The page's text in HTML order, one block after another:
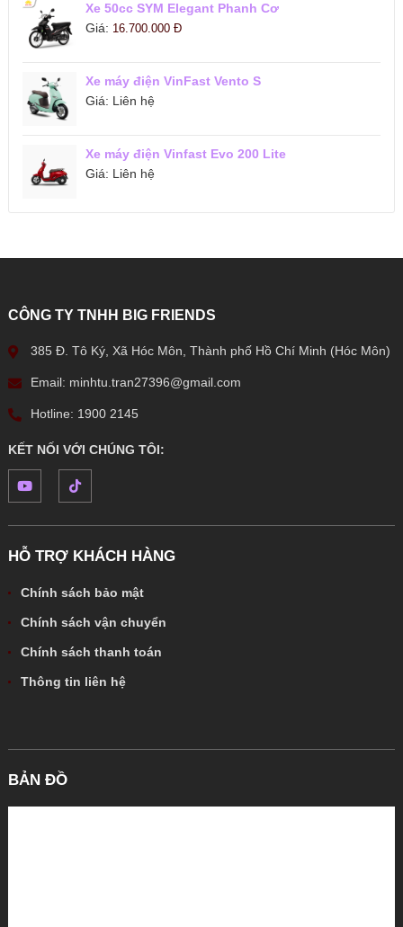
Xe 50cc SYM Elegant Phanh Cơ
Giá: 16.700.000 Đ
Xe máy điện VinFast Vento S
Giá: Liên hệ
Xe máy điện Vinfast Evo 200 Lite
Giá: Liên hệ
CÔNG TY TNHH BIG FRIENDS
385 Đ. Tô Ký, Xã Hóc Môn, Thành phố Hồ Chí Minh (Hóc Môn)
Email: minhtu.tran27396@gmail.com
Hotline: 1900 2145
KẾT NỐI VỚI CHÚNG TÔI:
HỖ TRỢ KHÁCH HÀNG
Chính sách bảo mật
Chính sách vận chuyển
Chính sách thanh toán
Thông tin liên hệ
BẢN ĐỒ